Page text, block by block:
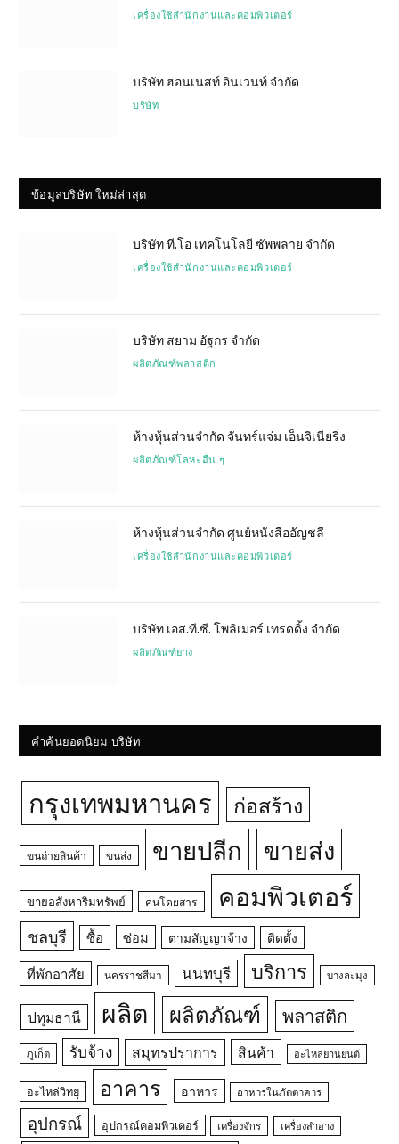
เครื่องใช้สำนักงานและคอมพิวเตอร์
บริษัท ฮอนเนสท์ อินเวนท์ จำกัด
บริษัท
ข้อมูลบริษัท ใหม่ล่าสุด
บริษัท ที.โอ เทคโนโลยี ซัพพลาย จำกัด
เครื่องใช้สำนักงานและคอมพิวเตอร์
บริษัท สยาม อัฐกร จำกัด
ผลิตภัณฑ์พลาสติก
ห้างหุ้นส่วนจำกัด จันทร์แจ่ม เอ็นจิเนียริ่ง
ผลิตภัณฑ์โลหะอื่น ๆ
ห้างหุ้นส่วนจำกัด ศูนย์หนังสืออัญชลี
เครื่องใช้สำนักงานและคอมพิวเตอร์
บริษัท เอส.ที.ซี. โพลิเมอร์ เทรดดิ้ง จำกัด
ผลิตภัณฑ์ยาง
คำค้นยอดนิยม บริษัท
กรุงเทพมหานคร ก่อสร้าง
ขนถ่ายสินค้า ขนส่ง ขายปลีก ขายส่ง
ขายอสังหาริมทรัพย์ คนโดยสาร คอมพิวเตอร์
ชลบุรี ซื้อ ซ่อม ตามสัญญาจ้าง ติดตั้ง
ที่พักอาศัย นครราชสีมา นนทบุรี บริการ บางละมุง
ปทุมธานี ผลิต ผลิตภัณฑ์ พลาสติก
ภูเก็ต รับจ้าง สมุทรปราการ สินค้า อะไหล่ยานยนต์
อะไหล่วิทยุ อาคาร อาหาร อาหารในภัตตาคาร
อุปกรณ์ อุปกรณ์คอมพิวเตอร์ เครื่องจักร เครื่องสำอาง